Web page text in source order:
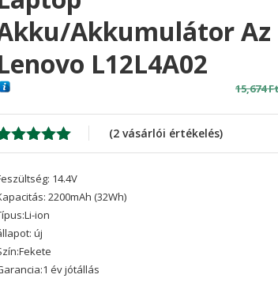
akkumulátor Az
L12L4A02
15,674
(2vásárlói értékelés)
14.4V
2200mAh (32Wh)
ion
új
év jótállás